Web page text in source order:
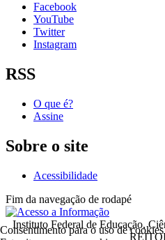
Facebook
YouTube
Twitter
Instagram
RSS
O que é?
Assine
Sobre o site
Acessibilidade
Fim da navegação de rodapé
Instituto Federal de Educação,
Consentimento para o uso de cookies